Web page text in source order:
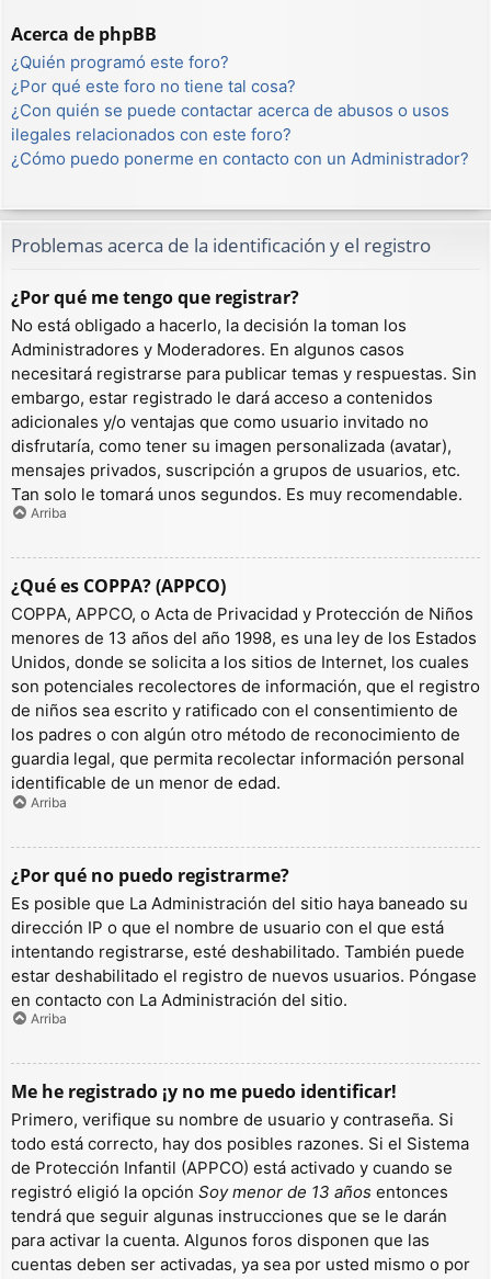
Acerca de phpBB
¿Quién programó este foro?
¿Por qué este foro no tiene tal cosa?
¿Con quién se puede contactar acerca de abusos o usos
ilegales relacionados con este foro?
¿Cómo puedo ponerme en contacto con un Administrador?
Problemas acerca de la identificación y el registro
¿Por qué me tengo que registrar?
No está obligado a hacerlo, la decisión la toman los
Administradores y Moderadores. En algunos casos
necesitará registrarse para publicar temas y respuestas. Sin
embargo, estar registrado le dará acceso a contenidos
adicionales y/o ventajas que como usuario invitado no
disfrutaría, como tener su imagen personalizada (avatar),
mensajes privados, suscripción a grupos de usuarios, etc.
Tan solo le tomará unos segundos. Es muy recomendable.
Arriba
¿Qué es COPPA? (APPCO)
COPPA, APPCO, o Acta de Privacidad y Protección de Niños
menores de 13 años del año 1998, es una ley de los Estados
Unidos, donde se solicita a los sitios de Internet, los cuales
son potenciales recolectores de información, que el registro
de niños sea escrito y ratificado con el consentimiento de
los padres o con algún otro método de reconocimiento de
guardia legal, que permita recolectar información personal
identificable de un menor de edad.
Arriba
¿Por qué no puedo registrarme?
Es posible que La Administración del sitio haya baneado su
dirección IP o que el nombre de usuario con el que está
intentando registrarse, esté deshabilitado. También puede
estar deshabilitado el registro de nuevos usuarios. Póngase
en contacto con La Administración del sitio.
Arriba
Me he registrado ¡y no me puedo identificar!
Primero, verifique su nombre de usuario y contraseña. Si
todo está correcto, hay dos posibles razones. Si el Sistema
de Protección Infantil (APPCO) está activado y cuando se
registró eligió la opción Soy menor de 13 años entonces
tendrá que seguir algunas instrucciones que se le darán
para activar la cuenta. Algunos foros disponen que las
cuentas deben ser activadas, ya sea por usted mismo o por